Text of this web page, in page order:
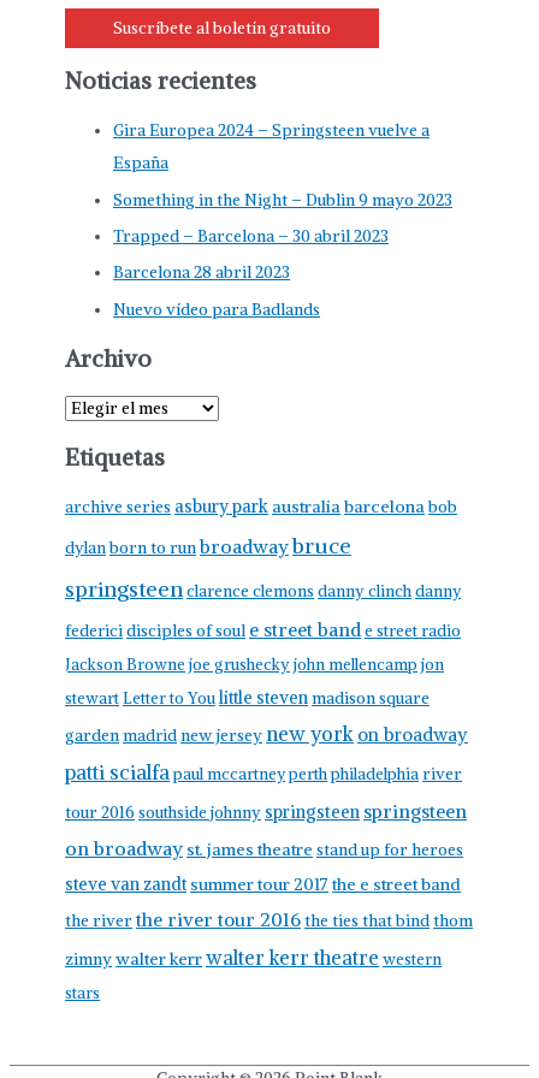
Suscríbete al boletín gratuito
Noticias recientes
Gira Europea 2024 – Springsteen vuelve a
España
Something in the Night – Dublin 9 mayo 2023
Trapped – Barcelona – 30 abril 2023
Barcelona 28 abril 2023
Nuevo vídeo para Badlands
Archivo
Etiquetas
archive series asbury park australiabarcelonabob
dylanborn to runbroadwaybruce
springsteenclarence clemons danny clinchdanny
federicidisciples of soul e street bande street radio
Jackson Browne joe grusheckyjohn mellencamp jon
stewartLetter to Youlittle stevenmadison square
gardenmadridnew jerseynew york on broadway
patti scialfapaul mccartneyperthphiladelphiariver
tour 2016southside johnny springsteen springsteen
on broadway st. james theatre stand up for heroes
steve van zandt summer tour 2017 the e street band
the riverthe river tour 2016the ties that bindthom
zimnywalter kerrwalter kerr theatre western
stars